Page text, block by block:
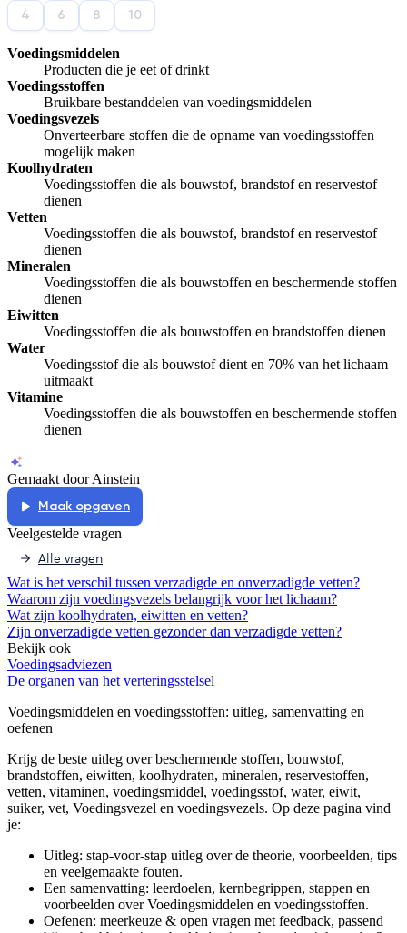
Afspelen werkte niet
4
6 8 10
Voedingsmiddelen
Producten die je eet of drinkt
Voedingsstoffen
Bruikbare bestanddelen van voedingsmiddelen
Voedingsvezels
Onverteerbare stoffen die de opname van voedingsstoffen
mogelijk maken
Koolhydraten
Voedingsstoffen die als bouwstof, brandstof en reservestof
dienen
Vetten
Voedingsstoffen die als bouwstof, brandstof en reservestof
dienen
Mineralen
Voedingsstoffen die als bouwstoffen en beschermende stoffen
dienen
Eiwitten
Voedingsstoffen die als bouwstoffen en brandstoffen dienen
Water
Voedingsstof die als bouwstof dient en 70% van het lichaam
uitmaakt
Vitamine
Voedingsstoffen die als bouwstoffen en beschermende stoffen
dienen
Gemaakt door Ainstein
Maak opgaven
Veelgestelde vragen
Alle vragen
Wat is het verschil tussen verzadigde en onverzadigde vetten?
Waarom zijn voedingsvezels belangrijk voor het lichaam?
Wat zijn koolhydraten, eiwitten en vetten?
Zijn onverzadigde vetten gezonder dan verzadigde vetten?
Bekijk ook
Voedingsadviezen
De organen van het verteringsstelsel
Voedingsmiddelen en voedingsstoffen: uitleg, samenvatting en
oefenen
Krijg de beste uitleg over beschermende stoffen, bouwstof,
brandstoffen, eiwitten, koolhydraten, mineralen, reservestoffen,
vetten, vitaminen, voedingsmiddel, voedingsstof, water, eiwit,
suiker, vet, Voedingsvezel en voedingsvezels. Op deze pagina vind
je:
Uitleg: stap-voor-stap uitleg over de theorie, voorbeelden, tips
en veelgemaakte fouten.
Een samenvatting: leerdoelen, kernbegrippen, stappen en
voorbeelden overVoedingsmiddelen en voedingsstoffen.
Oefenen: meerkeuze & open vragen met feedback, passend